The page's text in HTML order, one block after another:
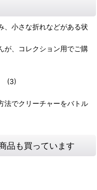
、小さな折れなどがある状
が、コレクション用でご購
] (3)
法でクリーチャーをバトル
品も買っています